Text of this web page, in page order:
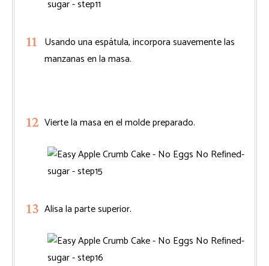
Usando una espátula, incorpora suavemente las
manzanas en la masa.
Vierte la masa en el molde preparado.
Alisa la parte superior.